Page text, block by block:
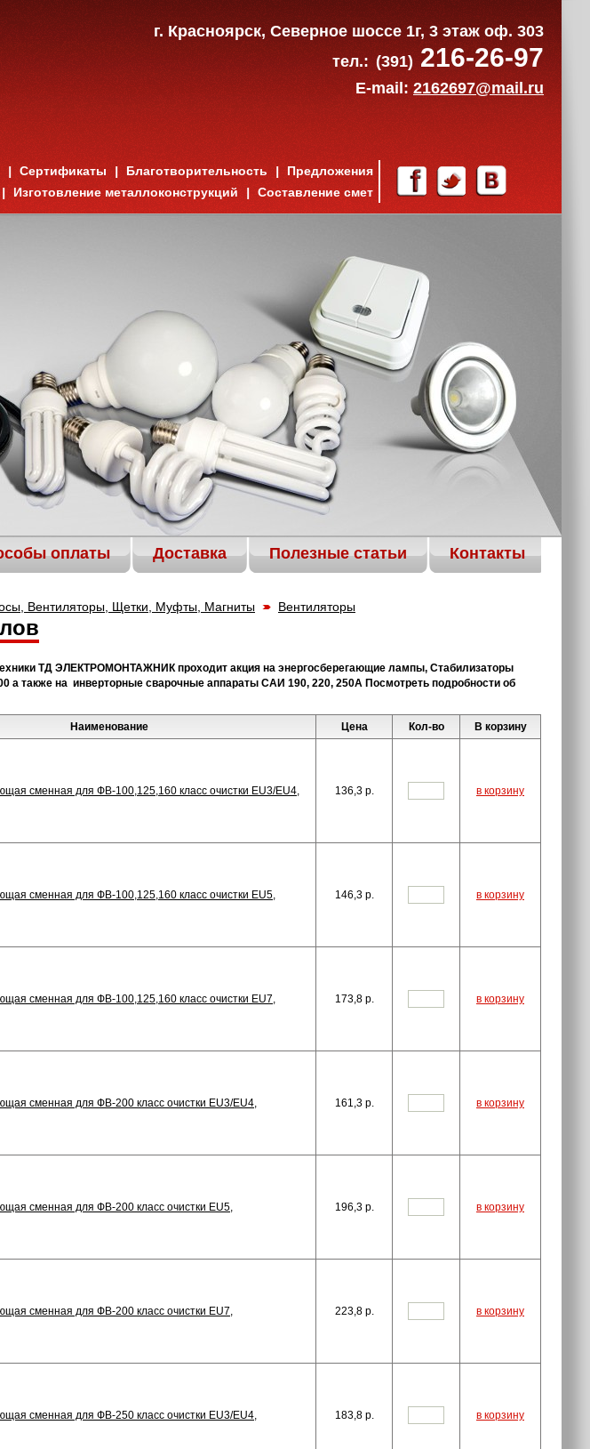
г. Красноярск, Северное шоссе 1г, 3 этаж оф. 303
тел.: (391)216-26-97
E-mail: 2162697@mail.ru
Сертификаты Благотворительность
Предложения
Изготовление металлоконструкций Составление смет
оплаты Доставка Полезные статьи Контакты
Вентиляторы, Щетки, Муфты, Магниты Вентиляторы
ТД ЭЛЕКТРОМОНТАЖНИК проходит акция на энергосберегающие лампы, Стабилизаторы
также на инверторные сварочные аппараты САИ 190, 220, 250А Посмотреть подробности об
Наименование Цена Кол-во В корзину
сменная для ФВ-100,125,160 класс очистки EU3/EU4, 136,3p. в корзину
сменная для ФВ-100,125,160 класс очистки EU5, 146,3p. в корзину
сменная для ФВ-100,125,160 класс очистки EU7, 173,8p. в корзину
сменная для ФВ-200 класс очистки EU3/EU4, 161,3p. в корзину
сменная для ФВ-200 класс очистки EU5, 196,3p. в корзину
сменная для ФВ-200 класс очистки EU7, 223,8p. в корзину
сменная для ФВ-250 класс очистки EU3/EU4, 183,8p. в корзину